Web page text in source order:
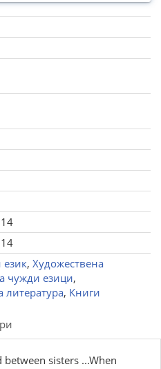
език, Художествена
чужди езици,
литература, Книги
sisters ...When